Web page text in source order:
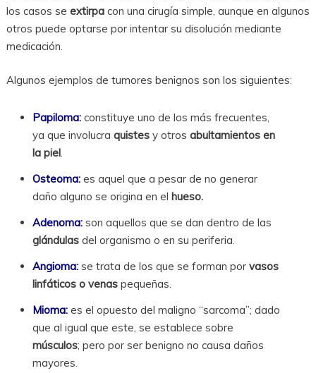
los casos se extirpacon una cirugía simple, aunque en algunos
otros puede optarse por intentar su disolución mediante
medicación.
Algunos ejemplos de tumores benignos son los siguientes:
Papiloma: constituye uno de los más frecuentes,
ya que involucraquistes y otrosabultamientos en
la piel.
Osteoma: es aquel que a pesar de no generar
daño alguno se origina en el hueso.
Adenoma: son aquellos que se dan dentro de las
glándulas del organismo o en su periferia.
Angioma: se trata de los que se forman porvasos
linfáticos o venas pequeñas.
Mioma: es el opuesto del maligno “sarcoma”; dado
que al igual que este, se establece sobre
músculos; pero por ser benigno no causa daños
mayores.